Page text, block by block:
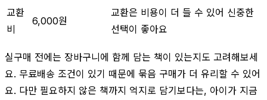
교환
비
6,000원
교환은 비용이 더 들 수 있어 신중한
선택이 좋아요
실구매 전에는 장바구니에 함께 담는 책이 있는지도 고려해보세
요. 무료배송 조건이 있기 때문에 묶음 구매가 더 유리할 수 있어
요. 다만 필요하지 않은 책까지 억지로 담기보다는, 아이가 지금